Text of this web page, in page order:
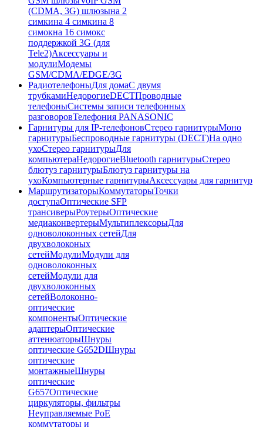
(CDMA, 3G) шлюзына 2
симкина 4 симкина 8
симокна 16 симокс
поддержкой 3G (для
Tele2)Аксессуары и
модулиМодемы
GSM/CDMA/EDGE/3G
РадиотелефоныДля домаС двумя
трубкамиНедорогиеDECTПроводные
телефоныСистемы записи телефонных
разговоровТелефония PANASONIC
Гарнитуры для IP-телефоновСтерео гарнитурыМоно
гарнитурыБеспроводные гарнитуры (DECT)На одно
ухоСтерео гарнитурыДля
компьютераНедорогиеBluetooth гарнитурыСтерео
блютуз гарнитурыБлютуз гарнитуры на
ухоКомпьютерные гарнитурыАксессуары для гарнитур
МаршрутизаторыКоммутаторыТочки
доступаОптические SFP
трансиверыРоутерыОптические
медиаконвертерыМультиплексорыДля
одноволоконных сетейДля
двухволоконых
сетейМодулиМодули для
одноволоконных
сетейМодули для
двухволоконных
сетейВолоконно-
оптические
компонентыОптические
адаптерыОптические
аттенюаторыШнуры
оптические G652DШнуры
оптические
монтажныеШнуры
оптические
G657Оптические
циркуляторы, фильтры
Неуправляемые PoE
коммутаторы и